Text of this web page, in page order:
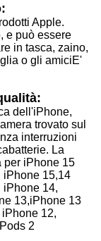
Apple.
e può essere
in tasca, zaino,
o gli amiciE'
dell'iPhone,
trovato sul
interruzioni
La
per iPhone 15
iPhone 15,14
iPhone 14,
13,iPhone 13
12,
2